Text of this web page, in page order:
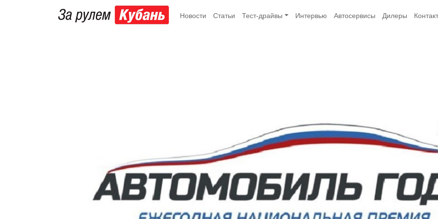
Новости Статьи Тест-драйвы Интервью Автосервисы Дилеры